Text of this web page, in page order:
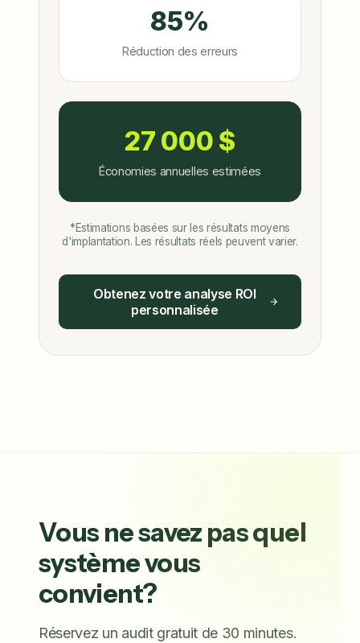
85%
Réduction des erreurs
27 000 $
Économies annuelles estimées
*Estimations basées sur les résultats moyens
d'implantation. Les résultats réels peuvent varier.
Obtenez votre analyse ROI
personnalisée
Vous ne savez pas quel
système vous
convient?
Réservez un audit gratuit de 30 minutes.